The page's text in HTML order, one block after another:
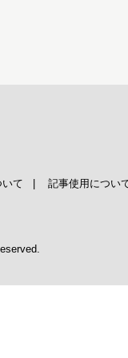
て 記事使用につい